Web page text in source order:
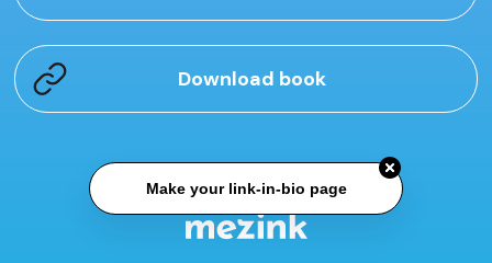
Download book
Make your link-in-bio page